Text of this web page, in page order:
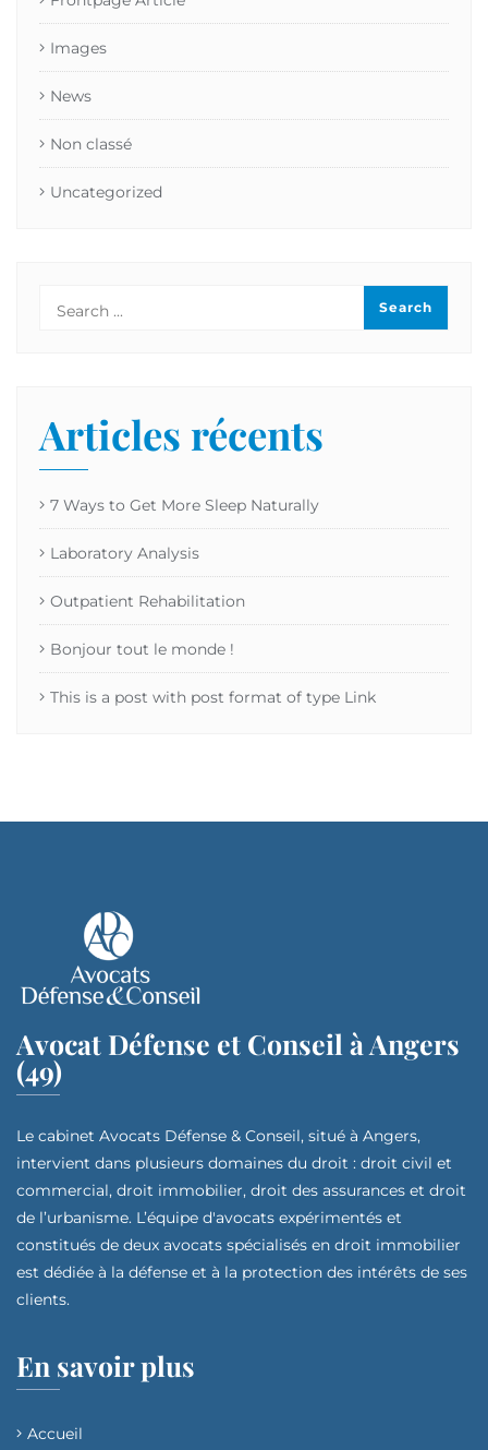
Images
News
Non classé
Uncategorized
Articles récents
7 Ways to Get More Sleep Naturally
Laboratory Analysis
Outpatient Rehabilitation
Bonjour tout le monde !
This is a post with post format of type Link
Avocat Défense et Conseil à Angers
(49)
Le cabinet Avocats Défense & Conseil, situé à Angers,
intervient dans plusieurs domaines du droit : droit civil et
commercial, droit immobilier, droit des assurances et droit
de l’urbanisme. L’équipe d'avocats expérimentés et
constitués de deux avocats spécialisés en droit immobilier
est dédiée à la défense et à la protection des intérêts de ses
clients.
En savoir plus
Accueil